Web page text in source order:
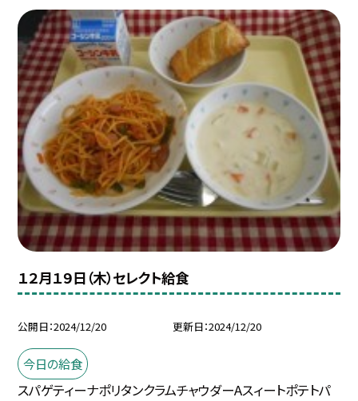
１２月１９日（木）セレクト給食
公開日 2024/12/20 更新日 2024/12/20
今日の給食
スパゲティーナポリタンクラムチャウダーAスィートポテトパ